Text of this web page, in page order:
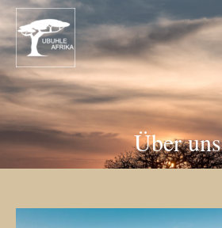
Über uns